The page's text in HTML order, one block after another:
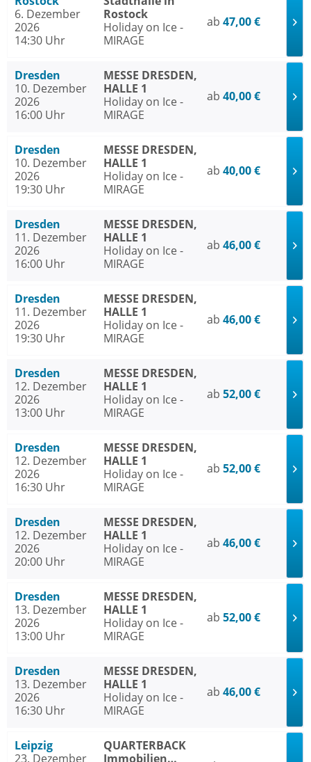
6. Dezember
2026
14:30 Uhr
Rostock
Holiday on Ice -
MIRAGE
ab 47,00 €
Dresden
10. Dezember
2026
16:00 Uhr
MESSE DRESDEN,
HALLE 1
Holiday on Ice -
MIRAGE
ab 40,00 €
Dresden
10. Dezember
2026
19:30 Uhr
MESSE DRESDEN,
HALLE 1
Holiday on Ice -
MIRAGE
ab 40,00 €
Dresden
11. Dezember
2026
16:00 Uhr
MESSE DRESDEN,
HALLE 1
Holiday on Ice -
MIRAGE
ab 46,00 €
Dresden
11. Dezember
2026
19:30 Uhr
MESSE DRESDEN,
HALLE 1
Holiday on Ice -
MIRAGE
ab 46,00 €
Dresden
12. Dezember
2026
13:00 Uhr
MESSE DRESDEN,
HALLE 1
Holiday on Ice -
MIRAGE
ab 52,00 €
Dresden
12. Dezember
2026
16:30 Uhr
MESSE DRESDEN,
HALLE 1
Holiday on Ice -
MIRAGE
ab 52,00 €
Dresden
12. Dezember
2026
20:00 Uhr
MESSE DRESDEN,
HALLE 1
Holiday on Ice -
MIRAGE
ab 46,00 €
Dresden
13. Dezember
2026
13:00 Uhr
MESSE DRESDEN,
HALLE 1
Holiday on Ice -
MIRAGE
ab 52,00 €
Dresden
13. Dezember
2026
16:30 Uhr
MESSE DRESDEN,
HALLE 1
Holiday on Ice -
MIRAGE
ab 46,00 €
Leipzig
23. Dezember
QUARTERBACK
Immobilien